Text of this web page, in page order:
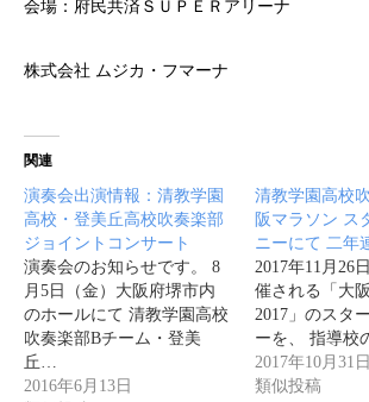
会場：府民共済ＳＵＰＥＲアリーナ
株式会社 ムジカ・フマーナ
関連
演奏会出演情報：清教学園
高校・登美丘高校吹奏楽部
ジョイントコンサート
演奏会のお知らせです。 8
月5日（金）大阪府堺市内
のホールにて 清教学園高校
吹奏楽部Bチーム・登美
丘…
2016年6月13日
清教学園高校
阪マラソン ス
ニーにて 二年
2017年11月26
催される「大
2017」のスタ
ーを、 指導校
2017年10月31日
類似投稿